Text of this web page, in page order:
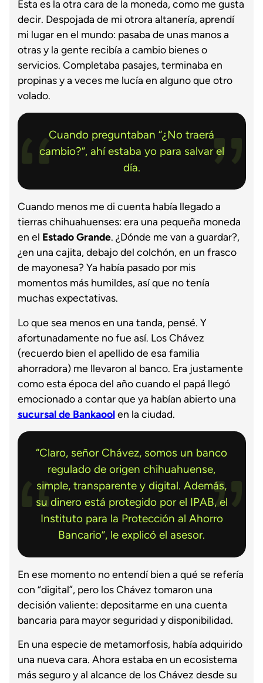
Esta es la otra cara de la moneda, como me gusta
decir. Despojada de mi otrora altanería, aprendí
mi lugar en el mundo: pasaba de unas manos a
otras y la gente recibía a cambio bienes o
servicios. Completaba pasajes, terminaba en
propinas y a veces me lucía en alguno que otro
volado.
Cuando preguntaban “¿No traerá
cambio?”, ahí estaba yo para salvar el
día.
Cuando menos me di cuenta había llegado a
tierras chihuahuenses: era una pequeña moneda
en el Estado Grande. ¿Dónde me van a guardar?,
¿en una cajita, debajo del colchón, en un frasco
de mayonesa? Ya había pasado por mis
momentos más humildes, así que no tenía
muchas expectativas.
Lo que sea menos en una tanda, pensé. Y
afortunadamente no fue así. Los Chávez
(recuerdo bien el apellido de esa familia
ahorradora) me llevaron al banco. Era justamente
como esta época del año cuando el papá llegó
emocionado a contar que ya habían abierto una
sucursal de Bankaoolen la ciudad.
“Claro, señor Chávez, somos un banco
regulado de origen chihuahuense,
simple, transparente y digital. Además,
su dinero está protegido por el IPAB, el
Instituto para la Protección al Ahorro
Bancario”, le explicó el asesor.
En ese momento no entendí bien a qué se refería
con “digital”, pero los Chávez tomaron una
decisión valiente: depositarme en una cuenta
bancaria para mayor seguridad y disponibilidad.
En una especie de metamorfosis, había adquirido
una nueva cara. Ahora estaba en un ecosistema
más seguro y al alcance de los Chávez desde su